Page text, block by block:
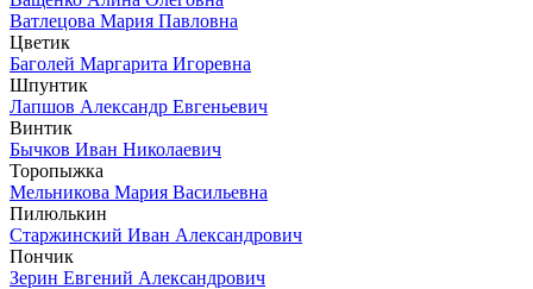
Ватлецова Мария Павловна
Цветик
Баголей Маргарита Игоревна
Шпунтик
Лапшов Александр Евгеньевич
Винтик
Бычков Иван Николаевич
Торопыжка
Мельникова Мария Васильевна
Пилюлькин
Старжинский Иван Александрович
Пончик
Зерин Евгений Александрович